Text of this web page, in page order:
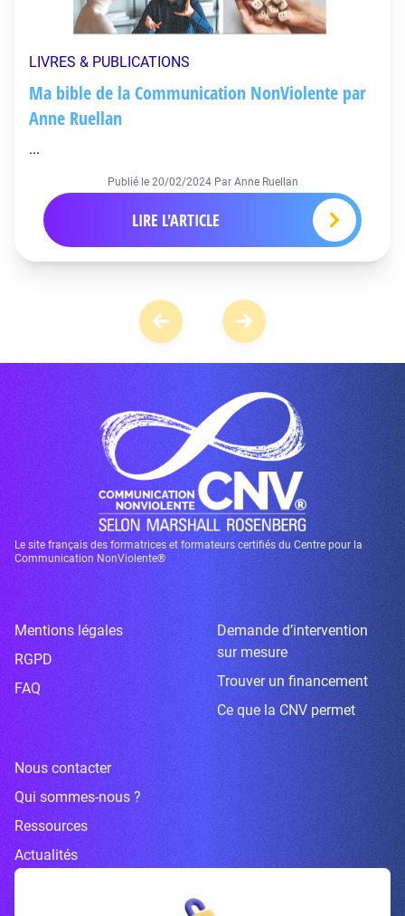
LIVRES & PUBLICATIONS
Ma bible de la Communication NonViolente par
Anne Ruellan
...
Publié le 20/02/2024 Par Anne Ruellan
LIRE L'ARTICLE
Le site français des formatrices et formateurs certifiés du Centre pour la
Communication NonViolente®
Mentions légales
RGPD
FAQ
Demande d’intervention
sur mesure
Trouver un financement
Ce que la CNV permet
Nous contacter
Qui sommes-nous ?
Ressources
Actualités